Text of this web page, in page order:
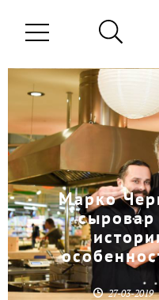
Марко
27-03-2019